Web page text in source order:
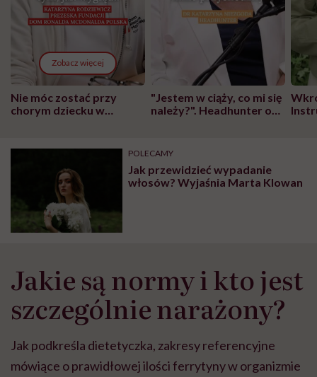
Zobacz więcej
Nie móc zostać przy
chorym dziecku w
może chyba tylko
wyobraźni"
"Jestem w ciąży, co mi się
należy?". Headhunter o
pracy
POLECAMY
Jak przewidzieć wypadanie
włosów? Wyjaśnia Marta Klowan
Jakie są normy i kto jest
szczególnie narażony?
Jak podkreśla dietetyczka, zakresy referencyjne
mówiące o prawidłowej ilości ferrytyny w organizmie